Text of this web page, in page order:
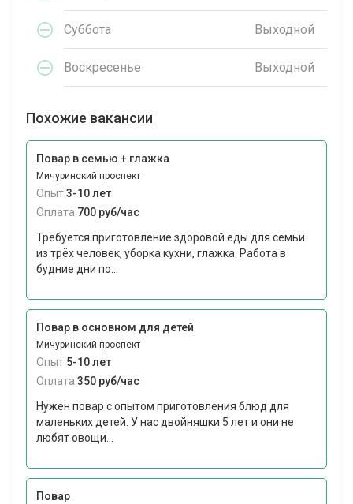
Суббота Выходной
Воскресенье Выходной
Похожие вакансии
Повар в семью + глажка
Мичуринский проспект
Опыт:3-10 лет
Оплата:700 руб/час
Требуется приготовление здоровой еды для семьи
из трёх человек, уборка кухни, глажка. Работа в
будние дни по...
Повар в основном для детей
Мичуринский проспект
Опыт:5-10 лет
Оплата:350 руб/час
Нужен повар с опытом приготовления блюд для
маленьких детей. У нас двойняшки 5 лет и они не
любят овощи...
Повар